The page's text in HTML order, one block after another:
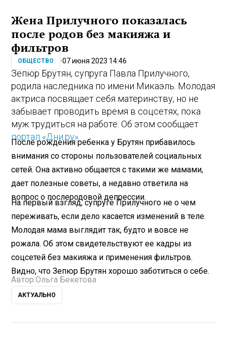
Жена Прилучного показалась
после родов без макияжа и
фильтров
ОБЩЕСТВО 07 июня 2023 14:46
Зепюр Брутян, супруга Павла Прилучного,
родила наследника по имени Микаэль. Молодая
актриса посвящает себя материнству, но не
забывает проводить время в соцсетях, пока
муж трудиться на работе. Об этом сообщает
портал «Дни.ру»
После рождения ребенка у Брутян прибавилось
внимания со стороны пользователей социальных
сетей. Она активно общается с такими же мамами,
дает полезные советы, а недавно ответила на
вопрос о послеродовой депрессии.
На первый взгляд, супруге Прилучного не о чем
переживать, если дело касается изменений в теле.
Молодая мама выглядит так, будто и вовсе не
рожала. Об этом свидетельствуют ее кадры из
соцсетей без макияжа и применения фильтров.
Видно, что Зепюр Брутян хорошо заботиться о себе.
Автор:Ольга Бекетова
АКТУАЛЬНО